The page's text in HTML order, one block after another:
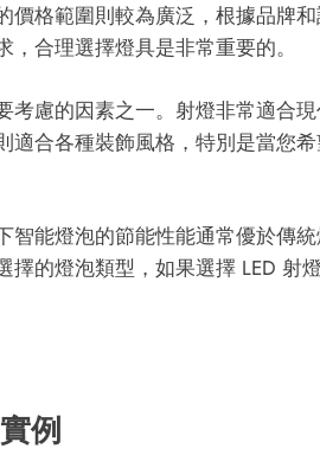
價格範圍則較為廣泛，根據品牌
合理選擇燈具是非常重要的。
考慮的因素之一。射燈非常適合
適合各種裝飾風格，特別是當您
智能燈泡的節能性能通常優於傳
擇的燈泡類型，如果選擇 LED 射
例